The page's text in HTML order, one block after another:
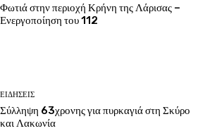
Φωτιά στην περιοχή Κρήνη της Λάρισας –
Ενεργοποίηση του 112
ΕΙΔΗΣΕΙΣ
Σύλληψη 63χρονης για πυρκαγιά στη Σκύρο
και Λακωνία